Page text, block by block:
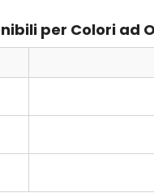
per Colori ad